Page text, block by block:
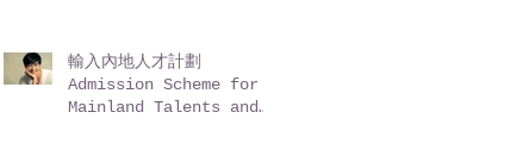
輸入內地人才計劃
Admission Scheme for
Mainland Talents and